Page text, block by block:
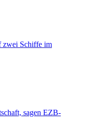
zwei Schiffe im
sagen EZB-